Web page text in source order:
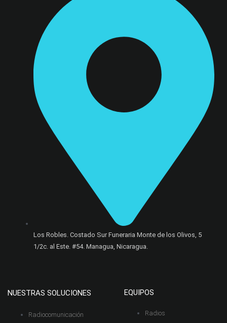
Los Robles. Costado Sur Funeraria Monte de los Olivos, 5
1/2c. al Este. #54. Managua, Nicaragua.​
NUESTRAS SOLUCIONES
Radiocomunicación
EQUIPOS
Radios